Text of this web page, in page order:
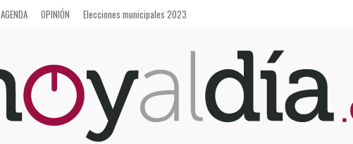
AGENDA OPINIÓN Elecciones municipales 2023